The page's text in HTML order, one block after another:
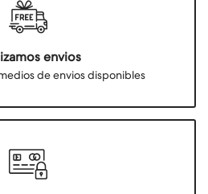
envios
de envios disponibles